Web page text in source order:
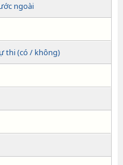
ngoài
thi (có / không)